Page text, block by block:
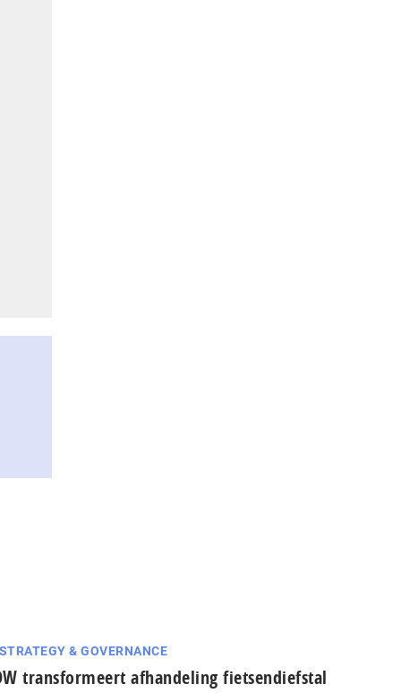
& GOVERNANCE
transformeert afhandeling fietsendiefstal